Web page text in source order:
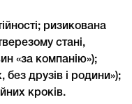
ризикована
стані,
«за компанію»);
без друзів і родини»);
кроків.